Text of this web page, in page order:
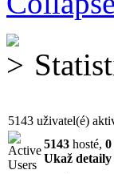
5143 uživatel(é)
5143 hosté, 0
Ukaž detaily